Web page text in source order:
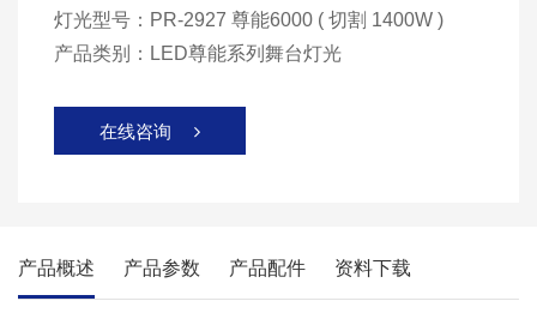
灯光型号：PR-2927 尊能6000 ( 切割 1400W )
产品类别：LED尊能系列舞台灯光
在线咨询 
产品概述 产品参数 产品配件 资料下载